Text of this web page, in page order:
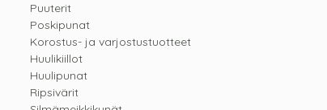
Puuterit
Poskipunat
Korostus- ja varjostustuotteet
Huulikiillot
Huulipunat
Ripsivärit